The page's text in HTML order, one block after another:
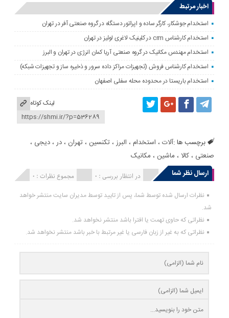
اخبار مرتبط
استخدام جوشکار، کارگر ساده و اپراتور دستگاه در گروه صنعتی آفر در تهران
استخدام کارشناس crm در کلینیک لاغری لوئیز در تهران
استخدام مهندس مکانیک در گروه صنعتی آریا کمان انرژی در تهران و البرز
استخدام کارشناس فروش (تجهیزات مراکز داده سرور و ذخیره ساز و تجهیزات شبکه)
استخدام باریستا در محدوده محله سفلی اصفهان
لینک کوتاه
برچسب ها :آلات ، استخدام ، البرز ،تکنسین ،تهران ،در ،دیجی ،
صنعتی ،کالا ، ماشین ، مکانیک
ارسال نظر شما
مجموع نظرات : 0 در انتظار بررسی : 0 انتشار یافته : 0
نظرات ارسال شده توسط شما، پس از تایید توسط مدیران سایت منتشر خواهد
شد.
نظراتی که حاوی تهمت یا افترا باشد منتشر نخواهد شد.
نظراتی که به غیر از زبان فارسی یا غیر مرتبط با خبر باشد منتشر نخواهد شد.